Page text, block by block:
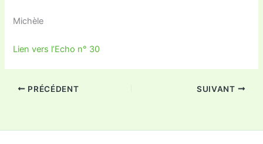
Michèle
Lien vers l’Echo n° 30
PRÉCÉDENT SUIVANT